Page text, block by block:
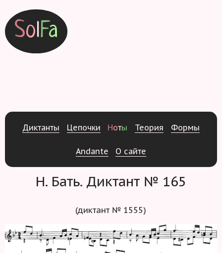
SolFa
Диктанты Цепочки Ноты Теория Формы
Andante О сайте
Н. Бать. Диктант № 165
(диктант № 1555)